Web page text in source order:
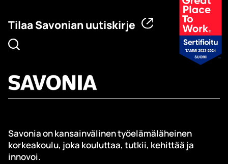
Tilaa Savonian uutiskirje
Savonia on kansainvälinen työelämäläheinen
korkeakoulu, joka kouluttaa, tutkii, kehittää ja
innovoi.